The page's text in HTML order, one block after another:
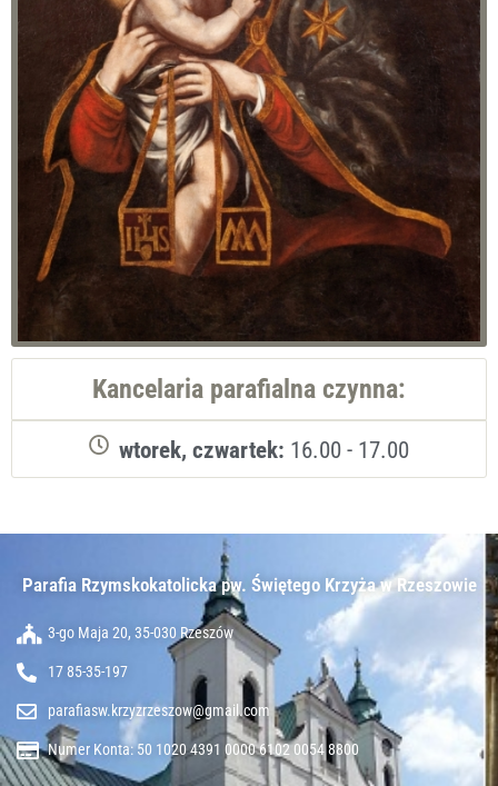
Kancelaria parafialna czynna:
wtorek, czwartek: 16.00 - 17.00
Parafia Rzymskokatolicka pw. Świętego Krzyża w Rzeszowie​
3-go Maja 20, 35-030 Rzeszów
17 85-35-197
parafiasw.krzyzrzeszow@gmail.com
Numer Konta: 50 1020 4391 0000 6102 0054 8800